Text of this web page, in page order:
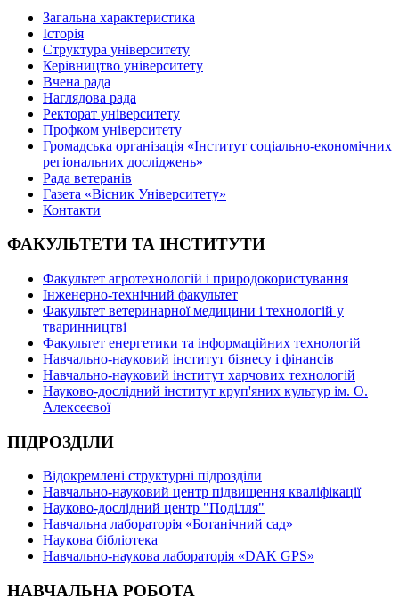
Загальна характеристика
Історія
Структура університету
Керівництво університету
Вчена рада
Наглядова рада
Ректорат університету
Профком університету
Громадська організація «Інститут соціально-економічних
регіональних досліджень»
Рада ветеранів
Газета «Вісник Університету»
Контакти
ФАКУЛЬТЕТИ ТА ІНСТИТУТИ
Факультет агротехнологій і природокористування
Інженерно-технічний факультет
Факультет ветеринарної медицини і технологій у
тваринництві
Факультет енергетики та інформаційних технологій
Навчально-науковий інститут бізнесу і фінансів
Навчально-науковий інститут харчових технологій
Науково-дослідний інститут круп'яних культур ім. О.
Алексеєвої
ПІДРОЗДІЛИ
Відокремлені структурні підрозділи
Навчально-науковий центр підвищення кваліфікації
Науково-дослідний центр "Поділля"
Навчальна лабораторія «Ботанічний сад»
Наукова бібліотека
Навчально-наукова лабораторія «DAK GPS»
НАВЧАЛЬНА РОБОТА